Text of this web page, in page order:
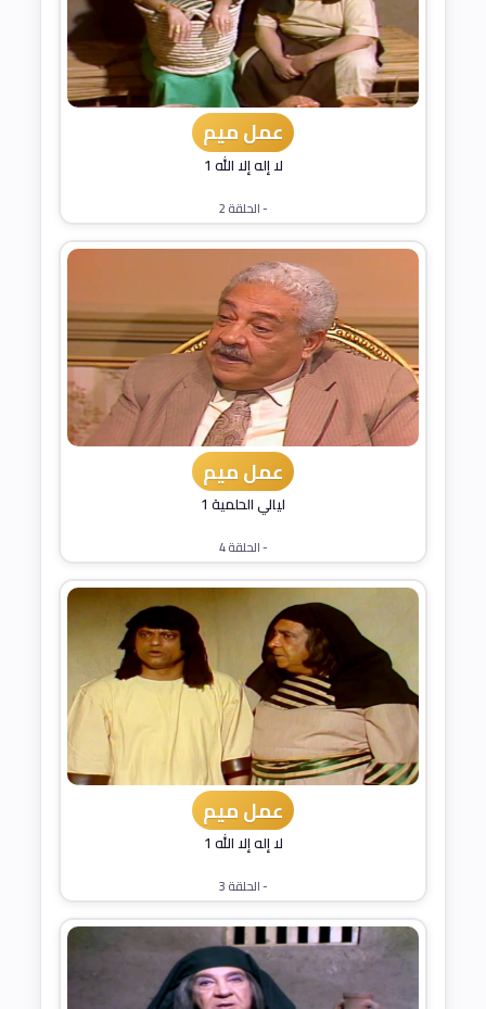
عمل ميم
لا إله إلا الله 1
- الحلقة 2
عمل ميم
ليالي الحلمية 1
- الحلقة 4
عمل ميم
لا إله إلا الله 1
- الحلقة 3